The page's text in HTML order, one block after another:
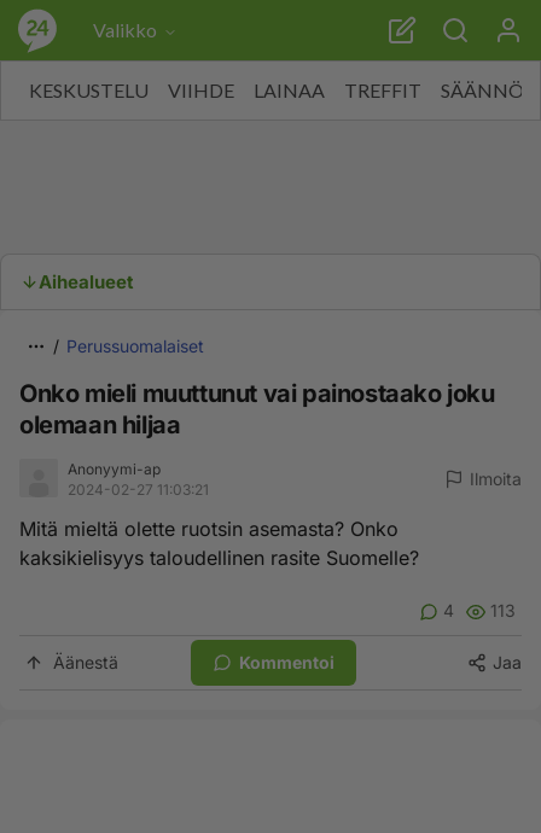
Valikko
KESKUSTELU VIIHDE LAINAA TREFFIT SÄÄNNÖT
Aihealueet
Perussuomalaiset
Onko mieli muuttunut vai painostaako joku
olemaan hiljaa
Anonyymi-ap
2024-02-27 11:03:21
Ilmoita
Mitä mieltä olette ruotsin asemasta? Onko
kaksikielisyys taloudellinen rasite Suomelle?
4 113
Äänestä Kommentoi Jaa